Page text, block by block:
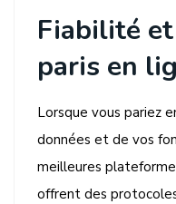
Fiabilité
paris en
Lorsque vous pariez
données et de vos
meilleures
offrent des